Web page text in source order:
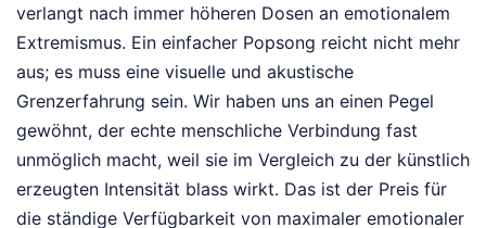
verlangt nach immer höheren Dosen an emotionalem
Extremismus. Ein einfacher Popsong reicht nicht mehr
aus; es muss eine visuelle und akustische
Grenzerfahrung sein. Wir haben uns an einen Pegel
gewöhnt, der echte menschliche Verbindung fast
unmöglich macht, weil sie im Vergleich zu der künstlich
erzeugten Intensität blass wirkt. Das ist der Preis für
die ständige Verfügbarkeit von maximaler emotionaler